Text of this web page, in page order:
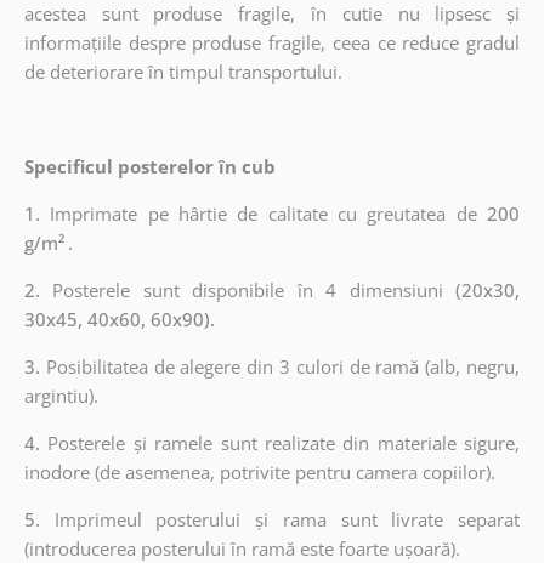
acestea sunt produse fragile, în cutie nu lipsesc și
informațiile despre produse fragile, ceea ce reduce gradul
de deteriorare în timpul transportului.
Specificul posterelor în cub
1. Imprimate pe hârtie de calitate cu greutatea de200
g/m² .
2. Posterele sunt disponibile în 4 dimensiuni (20x30,
30x45, 40x60, 60x90).
3. Posibilitatea de alegere din 3 culori de ramă (alb, negru,
argintiu).
4. Posterele și ramele sunt realizate din materiale sigure,
inodore (de asemenea, potrivite pentru camera copiilor).
5. Imprimeul posterului și rama sunt livrate separat
(introducerea posterului în ramă este foarte ușoară).